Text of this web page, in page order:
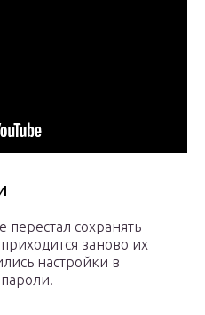
перестал сохранять
заново их
настройки в